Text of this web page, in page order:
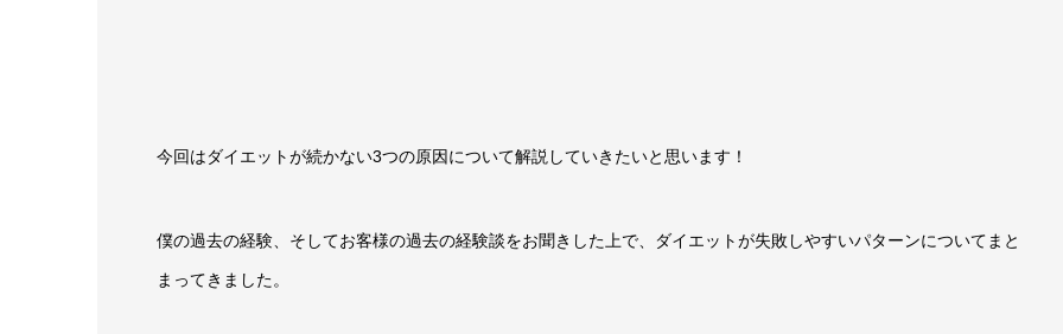
今回はダイエットが続かない3つの原因について解説していきたいと思います！
僕の過去の経験、そしてお客様の過去の経験談をお聞きした上で、ダイエットが失敗しやすいパターンについてまと
まってきました。